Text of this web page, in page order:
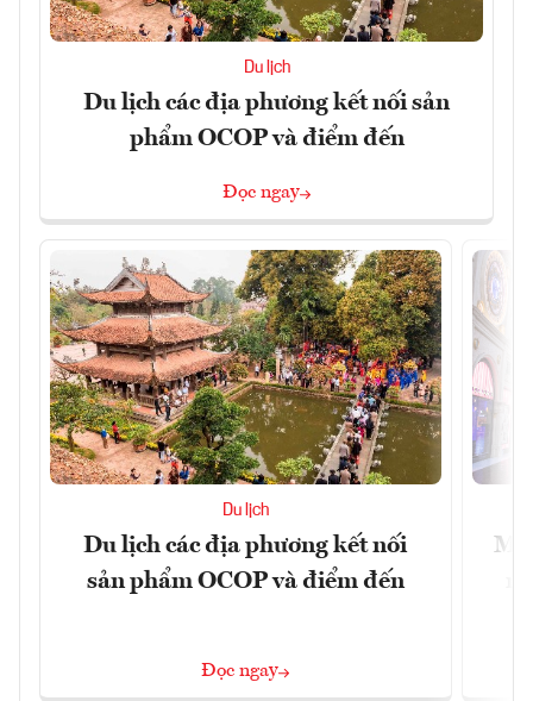
Du lịch
Du lịch các địa phương kết nối sản
phẩm OCOP và điểm đến
Đọc ngay
Du lịch
Du lịch các địa phương kết nối
sản phẩm OCOP và điểm đến
Đọc ngay